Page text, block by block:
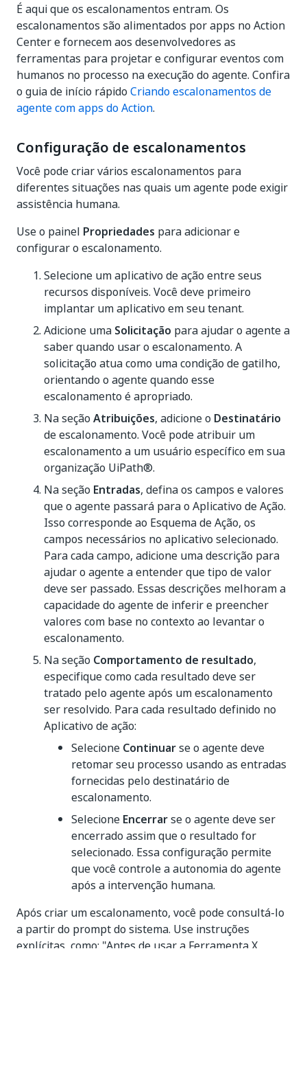
É aqui que os escalonamentos entram. Os
escalonamentos são alimentados por apps no Action
Center e fornecem aos desenvolvedores as
ferramentas para projetar e configurar eventos com
humanos no processo na execução do agente. Confira
o guia de início rápido Criando escalonamentos de
agente com apps do Action.
Configuração de escalonamentos
Você pode criar vários escalonamentos para
diferentes situações nas quais um agente pode exigir
assistência humana.
Use o painel Propriedades para adicionar e
configurar o escalonamento.
Selecione um aplicativo de ação entre seus
recursos disponíveis. Você deve primeiro
implantar um aplicativo em seu tenant.
Adicione uma Solicitação para ajudar o agente a
saber quando usar o escalonamento. A
solicitação atua como uma condição de gatilho,
orientando o agente quando esse
escalonamento é apropriado.
Na seção Atribuições, adicione o Destinatário
de escalonamento. Você pode atribuir um
escalonamento a um usuário específico em sua
organização UiPath®.
Na seção Entradas, defina os campos e valores
que o agente passará para o Aplicativo de Ação.
Isso corresponde ao Esquema de Ação, os
campos necessários no aplicativo selecionado.
Para cada campo, adicione uma descrição para
ajudar o agente a entender que tipo de valor
deve ser passado. Essas descrições melhoram a
capacidade do agente de inferir e preencher
valores com base no contexto ao levantar o
escalonamento.
Na seção Comportamento de resultado,
especifique como cada resultado deve ser
tratado pelo agente após um escalonamento
ser resolvido. Para cada resultado definido no
Aplicativo de ação:
Selecione Continuarse o agente deve
retomar seu processo usando as entradas
fornecidas pelo destinatário de
escalonamento.
Selecione Encerrarse o agente deve ser
encerrado assim que o resultado for
selecionado. Essa configuração permite
que você controle a autonomia do agente
após a intervenção humana.
Após criar um escalonamento, você pode consultá-lo
a partir do prompt do sistema. Use instruções
explícitas, como: "Antes de usar a Ferramenta X,